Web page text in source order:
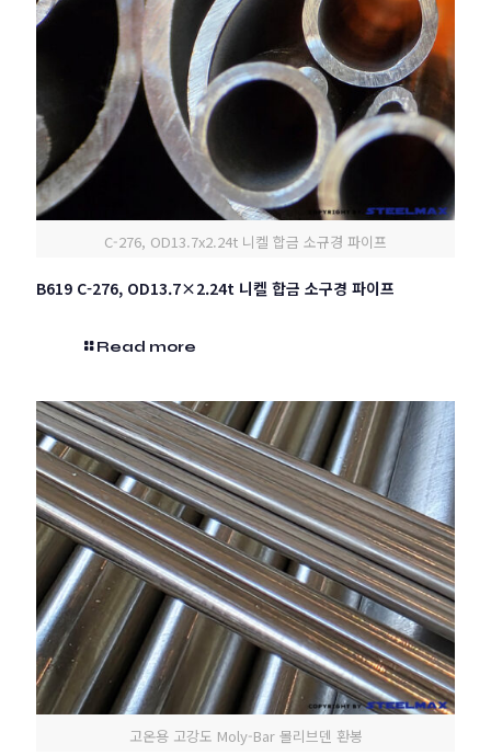
C-276, OD13.7x2.24t 니켈 합금 소규경 파이프
B619 C-276, OD13.7×2.24t 니켈 합금 소구경 파이프
Read more
고온용 고강도 Moly-Bar 몰리브덴 환봉